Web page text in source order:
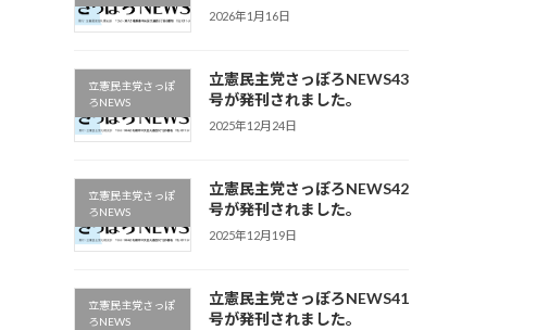
2026年1月16日
立憲民主党さっぽ
ろNEWS
立憲民主党さっぽろNEWS43
号が発刊されました。
2025年12月24日
立憲民主党さっぽ
ろNEWS
立憲民主党さっぽろNEWS42
号が発刊されました。
2025年12月19日
立憲民主党さっぽ
ろNEWS
立憲民主党さっぽろNEWS41
号が発刊されました。